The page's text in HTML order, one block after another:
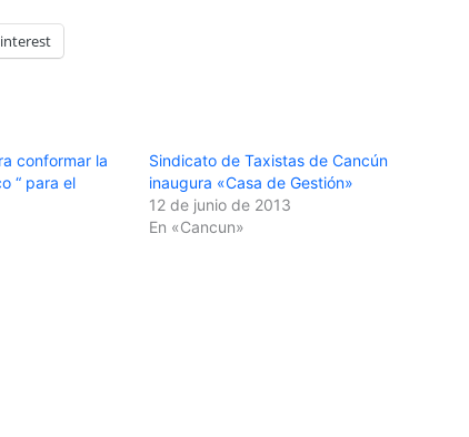
conformar la
“ para el
Sindicato de Taxistas de Cancún
inaugura «Casa de Gestión»
12 de junio de 2013
En «Cancun»